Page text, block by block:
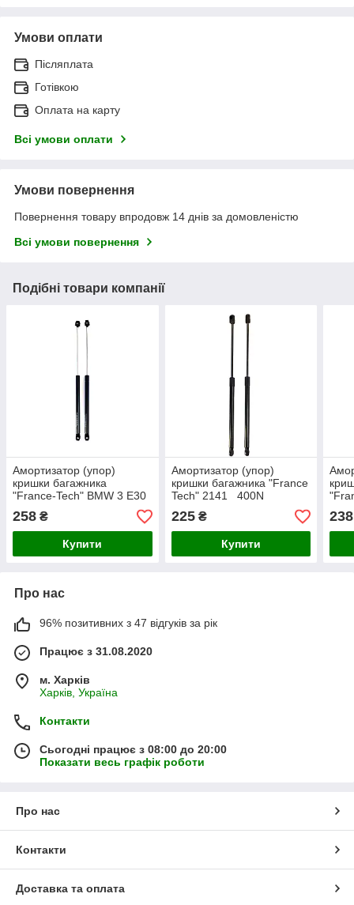
Умови оплати
Післяплата
Готівкою
Оплата на карту
Всі умови оплати
Умови повернення
Повернення товару впродовж 14 днів за домовленістю
Всі умови повернення
Подібні товари компанії
Амортизатор (упор)
кришки багажника
"France-Tech" BMW 3 E30
cabrio 300N 50cm
258 ₴
Купити
Амортизатор (упор)
кришки багажника "France
Tech" 2141 400N
225₴
Купити
86-
238
Про нас
96% позитивних з 47 відгуків за рік
Працює з 31.08.2020
м. Харків
Харків, Україна
Контакти
Сьогодні працює з 08:00 до 20:00
Показати весь графік роботи
Про нас
Контакти
Доставка та оплата